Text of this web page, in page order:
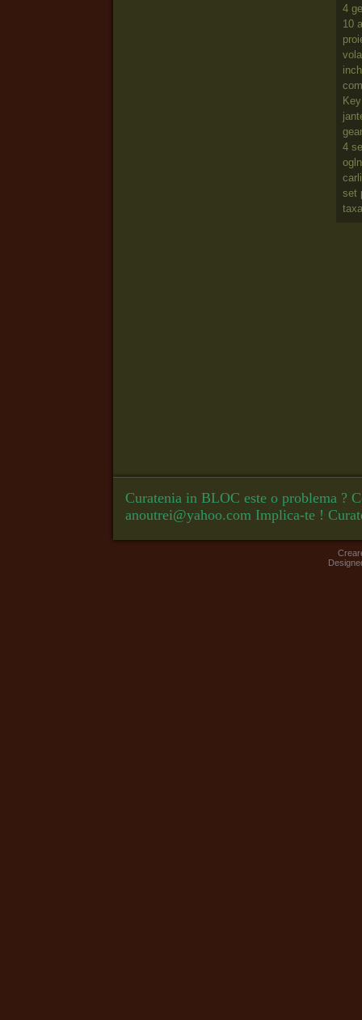
4
10
4
set
Curatenia in BLOC este o problema ?
anoutrei@yahoo.com Implica-te !